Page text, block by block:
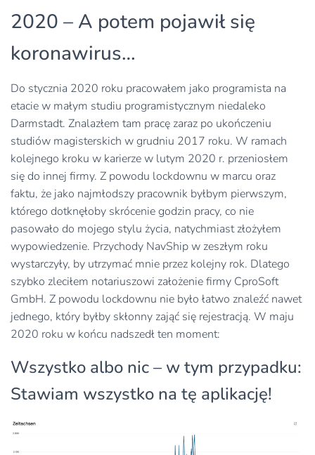
2020 – A potem pojawił się
koronawirus…
Do stycznia 2020 roku pracowałem jako programista na
etacie w małym studiu programistycznym niedaleko
Darmstadt. Znalazłem tam pracę zaraz po ukończeniu
studiów magisterskich w grudniu 2017 roku. W ramach
kolejnego kroku w karierze w lutym 2020 r. przeniosłem
się do innej firmy. Z powodu lockdownu w marcu oraz
faktu, że jako najmłodszy pracownik byłbym pierwszym,
którego dotknęłoby skrócenie godzin pracy, co nie
pasowało do mojego stylu życia, natychmiast złożyłem
wypowiedzenie. Przychody NavShip w zeszłym roku
wystarczyły, by utrzymać mnie przez kolejny rok. Dlatego
szybko zleciłem notariuszowi założenie firmy CproSoft
GmbH. Z powodu lockdownu nie było łatwo znaleźć nawet
jednego, który byłby skłonny zająć się rejestracją. W maju
2020 roku w końcu nadszedł ten moment:
Wszystko albo nic – w tym przypadku:
Stawiam wszystko na tę aplikację!